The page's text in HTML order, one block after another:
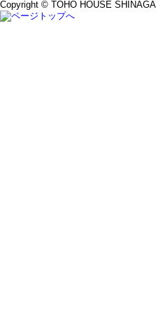
Copyright © TOHO HOUSE